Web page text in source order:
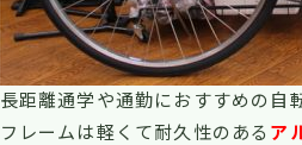
長距離通学や通勤におすすめの自
フレームは軽くて耐久性のある ア